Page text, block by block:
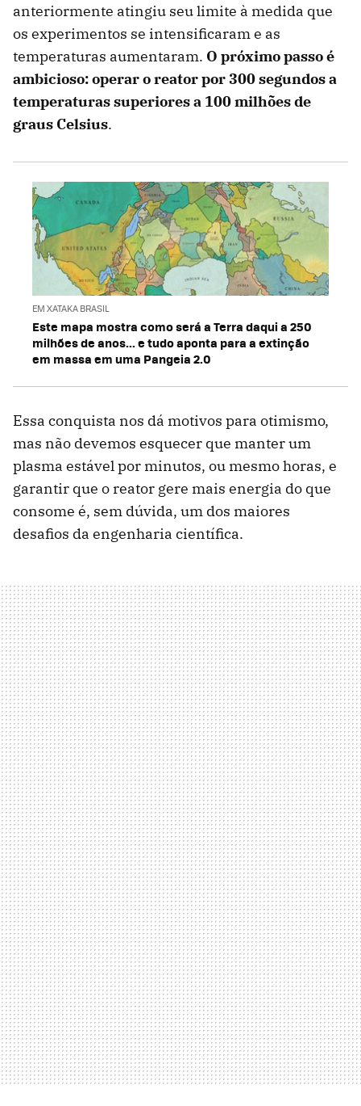
anteriormente atingiu seu limite à medida que
os experimentos se intensificaram e as
temperaturas aumentaram. O próximo passo é
ambicioso: operar o reator por 300 segundos a
temperaturas superiores a 100 milhões de
graus Celsius.
EM XATAKA BRASIL
Este mapa mostra como será a Terra daqui a 250
milhões de anos... e tudo aponta para a extinção
em massa em uma Pangeia 2.0
Essa conquista nos dá motivos para otimismo,
mas não devemos esquecer que manter um
plasma estável por minutos, ou mesmo horas, e
garantir que o reator gere mais energia do que
consome é, sem dúvida, um dos maiores
desafios da engenharia científica.